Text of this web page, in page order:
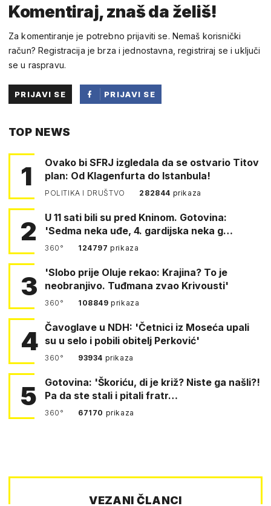
Komentiraj, znaš da želiš!
Za komentiranje je potrebno prijaviti se. Nemaš korisnički
račun? Registracija je brza i jednostavna, registriraj se i uključi
se u raspravu.
PRIJAVI SE
PRIJAVI SE
TOP NEWS
1
Ovako bi SFRJ izgledala da se ostvario Titov
plan: Od Klagenfurta do Istanbula!
POLITIKA I DRUŠTVO 282844 prikaza
2
U 11 sati bili su pred Kninom. Gotovina:
'Sedma neka uđe, 4. gardijska neka g…
360° 124797prikaza
3
'Slobo prije Oluje rekao: Krajina? To je
neobranjivo. Tuđmana zvao Krivousti'
360° 108849prikaza
4 Čavoglave u NDH: 'Četnici iz Moseća upali
su u selo i pobili obitelj Perković'
360° 93934 prikaza
5
Gotovina: 'Škoriću, di je križ? Niste ga našli?!
Pa da ste stali i pitali fratr…
360° 67170 prikaza
VEZANI ČLANCI